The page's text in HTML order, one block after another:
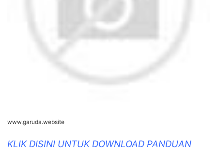
www.garuda.website
KLIK DISINI UNTUK DOWNLOAD PANDUAN